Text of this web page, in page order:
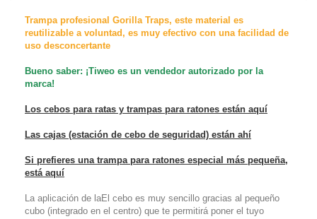
Trampa profesional Gorilla Traps, este material es
reutilizable a voluntad, es muy efectivo con una facilidad de
uso desconcertante
Bueno saber: ¡Tiweo es un vendedor autorizado por la
marca!
Los cebos para ratas y trampas para ratones están aquí
Las cajas (estación de cebo de seguridad) están ahí
Si prefieres una trampa para ratones especial más pequeña,
está aquí
La aplicación de laEl cebo es muy sencillo gracias al pequeño
cubo (integrado en el centro) que te permitirá poner el tuyo